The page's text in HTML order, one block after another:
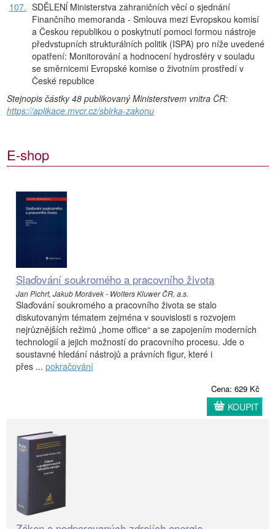
107. SDĚLENĺ Ministerstva zahraničních věcí o sjednání
Finančního memoranda - Smlouva mezi Evropskou komisí
a Českou republikou o poskytnutí pomoci formou nástroje
předvstupních strukturálních politik (ISPA) pro níže uvedené
opatření: Monitorování a hodnocení hydrosféry v souladu
se směrnicemi Evropské komise o životním prostředí v
České republice
Stejnopis částky 48 publikovaný Ministerstvem vnitra ČR:
https://aplikace.mvcr.cz/sbirka-zakonu
E-shop
Slaďování soukromého a pracovního života
Jan Pichrt, Jakub Morávek - Wolters Kluwer ČR, a.s.
Slaďování soukromého a pracovního života se stalo
diskutovaným tématem zejména v souvislosti s rozvojem
nejrůznějších režimů „home office“ a se zapojením moderních
technologií a jejich možností do pracovního procesu. Jde o
soustavné hledání nástrojů a právních figur, které i
přes ... pokračování
Cena: 629 Kč
KOUPIT